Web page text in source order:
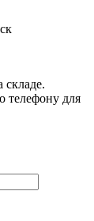
складе.
телефону для